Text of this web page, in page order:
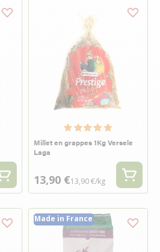
Millet en grappes 1Kg Versele
Laga
13,90 €13,90 €/kg
Made in France